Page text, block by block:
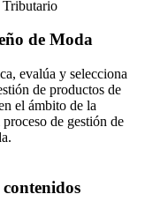
de Moda
evalúa y selecciona
de productos de
el ámbito de la
de gestión de